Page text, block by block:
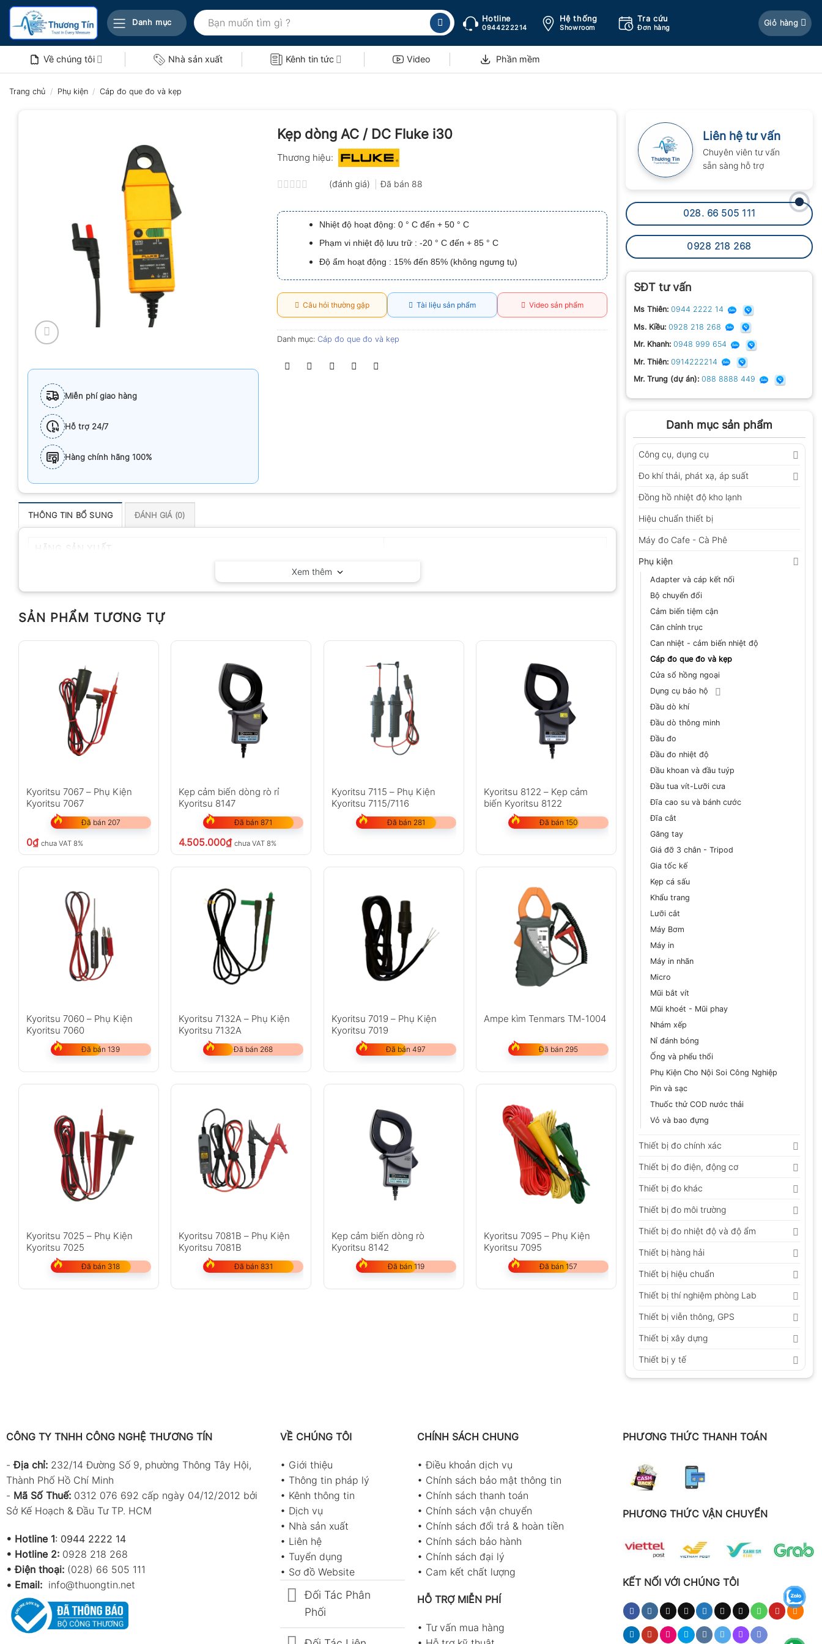
Bỏ
nội
Danh mục
Tìm
kiếm:
Hotline
0944222214
Hệ thống
Showroom
Tra cứu
Đơn hàng
Giỏ hàng
Về chúng tôi Nhà sản xuất Kênh tin tức Video Phần mềm
Trang chủ / Phụ kiện / Cáp đo que đo và kẹp
Liên hệ tư vấn
Chuyên viên tư vấn
sẵn sàng hỗ trợ
028. 66 505 111
0928 218 268
SĐT tư vấn
Ms Thiên: 0944 2222 14
Ms. Kiều: 0928 218 268
Mr. Khanh: 0948 999 654
Mr. Thiên: 0914222214
Mr. Trung (dự án): 088 8888 449
Danh mục sản phẩm
Công cụ, dụng cụ
Đo khí thải, phát xạ, áp suất
Đồng hồ nhiệt độ kho lạnh
Hiệu chuẩn thiết bị
Máy đo Cafe - Cà Phê
Phụ kiện
Adapter và cáp kết nối
Bộ chuyển đổi
Cảm biến tiệm cận
Căn chỉnh trục
Can nhiệt - cảm biến nhiệt độ
Cáp đo que đo và kẹp
Cửa sổ hồng ngoại
Dụng cụ bảo hộ
Đầu dò khí
Đầu dò thông minh
Đầu đo
Đầu đo nhiệt độ
Đầu khoan và đầu tuýp
Đầu tua vít-Lưỡi cưa
Đĩa cao su và bánh cước
Đĩa cắt
Găng tay
Giá đỡ 3 chân - Tripod
Gia tốc kế
Kẹp cá sấu
Khẩu trang
Lưỡi cắt
Máy Bơm
Máy in
Máy in nhãn
Micro
Mũi bắt vít
Mũi khoét - Mũi phay
Nhám xếp
Nỉ đánh bóng
Ống và phểu thổi
Phụ Kiện Cho Nội Soi Công Nghiệp
Pin và sạc
Thuốc thử COD nước thải
Vỏ và bao đựng
Thiết bị đo chính xác
Thiết bị đo điện, động cơ
Thiết bị đo khác
Thiết bị đo môi trường
Thiết bị đo nhiệt độ và độ ẩm
Thiết bị hàng hải
Thiết bị hiệu chuẩn
Thiết bị thí nghiệm phòng Lab
Thiết bị viễn thông, GPS
Thiết bị xây dựng
Thiết bị y tế
Miễn phí giao hàng
Hỗ trợ 24/7
Hàng chính hãng 100%
Kẹp dòng AC / DC Fluke i30
Thương hiệu:
xếp
hạng
0.0
5
sao
(đánh giá) Đã bán 88
Nhiệt độ hoạt động: 0 ° C đến + 50 ° C
Phạm vi nhiệt độ lưu trữ : -20 ° C đến + 85 ° C
Độ ẩm hoạt động : 15% đến 85% (không ngưng tụ)
Câu hỏi thường gặp Tài liệu sản phẩm Video sản phẩm
Danh mục: Cáp đo que đo và kẹp
THÔNG TIN BỔ SUNG ĐÁNH GIÁ (0)
Xem thêm
SẢN PHẨM TƯƠNG TỰ
Kyoritsu 7067 – Phụ Kiện
Kyoritsu 7067
Đã bán 207
0₫ chưa VAT 8%
Kẹp cảm biến dòng rò rỉ
Kyoritsu 8147
Đã bán 871
4.505.000₫ chưa VAT 8%
Kyoritsu 7115 – Phụ Kiện
Kyoritsu 7115/7116
Đã bán 281
Kyoritsu 8122 – Kẹp cảm
biến Kyoritsu 8122
Đã bán 150
Kyoritsu 7060 – Phụ Kiện
Kyoritsu 7060
Đã bán 139
Kyoritsu 7132A – Phụ Kiện
Kyoritsu 7132A
Đã bán 268
Kyoritsu 7019 – Phụ Kiện
Kyoritsu 7019
Đã bán 497
Ampe kìm Tenmars TM-1004
Đã bán 295
Kyoritsu 7025 – Phụ Kiện
Kyoritsu 7025
Đã bán 318
Kyoritsu 7081B – Phụ Kiện
Kyoritsu 7081B
Đã bán 831
Kẹp cảm biến dòng rò
Kyoritsu 8142
Đã bán 119
Kyoritsu 7095 – Phụ Kiện
Kyoritsu 7095
Đã bán 157
CÔNG TY TNHH CÔNG NGHỆ THƯƠNG TÍN
-Địa chỉ: 232/14 Đường Số 9, phường Thông Tây Hội,
Thành Phố Hồ Chí Minh
- Mã Số Thuế: 0312 076 692 cấp ngày 04/12/2012 bởi
Sở Kế Hoạch & Đầu Tư TP. HCM
• Hotline 1: 0944 2222 14
• Hotline 2: 0928 218 268
• Điện thoại: (028) 66 505 111
• Email: info@thuongtin.net
VỀ CHÚNG TÔI
• Giới thiệu
• Thông tin pháp lý
• Kênh thông tin
• Dịch vụ
• Nhà sản xuất
• Liên hệ
• Tuyển dụng
• Sơ đồ Website
Đối Tác Phân
Phối
CHÍNH SÁCH CHUNG
•Điều khoản dịch vụ
• Chính sách bảo mật thông tin
• Chính sách thanh toán
• Chính sách vận chuyển
• Chính sách đổi trả & hoàn tiền
• Chính sách bảo hành
• Chính sách đại lý
• Cam kết chất lượng
HỖ TRỢ MIỄN PHÍ
• Tư vấn mua hàng
PHƯƠNG THỨC THANH TOÁN
PHƯƠNG THỨC VẬN CHUYỂN
KẾT NỐI VỚI CHÚNG TÔI